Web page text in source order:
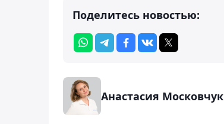
Поделитесь новостью:
Анастасия Московчук